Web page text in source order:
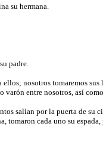
su hermana.
padre.
nosotros tomaremos sus
varón entre nosotros, así
salían por la puerta de su
cada uno su